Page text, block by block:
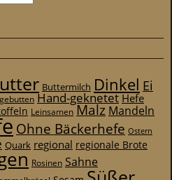
Buttermilch Dinkel Ei
Hand-geknetet Hefe
Leinsamen Malz Mandeln
Ohne Bäckerhefe Ostern
Quark regional regionale Brote
Rosinen Sahne